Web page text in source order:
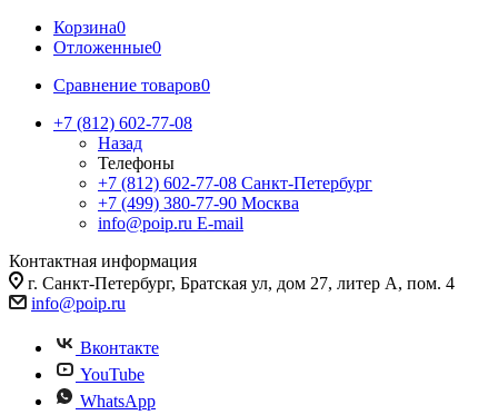
Корзина0
Отложенные0
Сравнение товаров0
+7 (812) 602-77-08
Назад
Телефоны
+7 (812) 602-77-08 Санкт-Петербург
+7 (499) 380-77-90 Москва
info@poip.ru E-mail
Контактная информация
г. Санкт-Петербург, Братская ул, дом 27, литер А, пом. 4
info@poip.ru
Вконтакте
YouTube
WhatsApp